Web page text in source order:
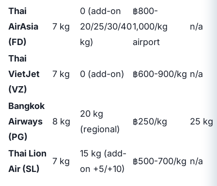
Thai
AirAsia
(FD)
7 kg
0 (add-on
20/25/30/40
kg)
฿800-
1,000/kg
airport
n/a
Thai
VietJet
(VZ)
7 kg 0 (add-on) ฿600-900/kg n/a
Bangkok
Airways
(PG)
8 kg
20 kg
(regional)
฿250/kg 25 kg
Thai Lion
Air (SL)
7 kg
15 kg (add-
on +5/+10)
฿500-700/kg n/a